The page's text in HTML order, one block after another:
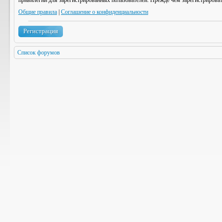
Общие правила Соглашение о конфиденциальности
Регистрация
Список форумов